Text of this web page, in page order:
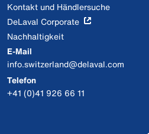
Kontakt und Händlersuche
DeLaval Corporate
Nachhaltigkeit
E-Mail
info.switzerland@delaval.com
Telefon
+41 (0)41 926 66 11